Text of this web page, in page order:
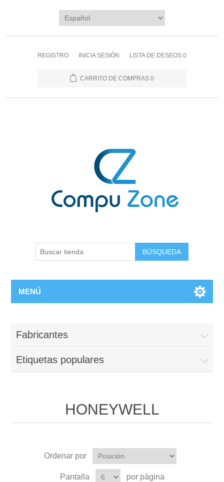
REGISTRO INICIA SESIÓN LISTA DE DESEOS 0
CARRITO DE COMPRAS 0
BÚSQUEDA
MENÚ
Fabricantes
Etiquetas populares
HONEYWELL
Ordenar por
Pantalla por página